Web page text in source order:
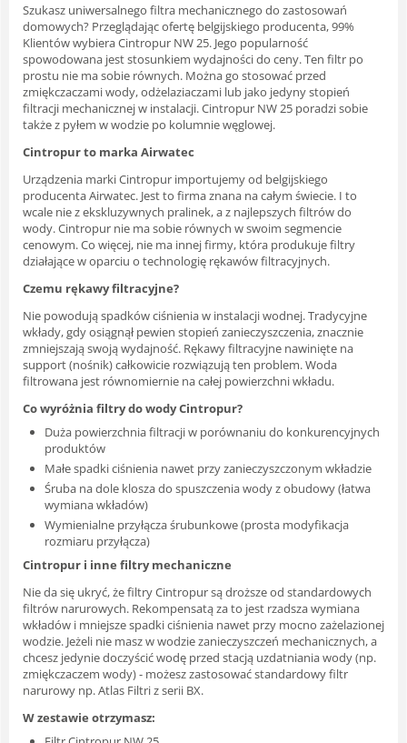
Szukasz uniwersalnego filtra mechanicznego do zastosowań
domowych? Przeglądając ofertę belgijskiego producenta, 99%
Klientów wybiera Cintropur NW 25. Jego popularność
spowodowana jest stosunkiem wydajności do ceny. Ten filtr po
prostu nie ma sobie równych. Można go stosować przed
zmiękczaczami wody, odżelaziaczami lub jako jedyny stopień
filtracji mechanicznej w instalacji. Cintropur NW 25 poradzi sobie
także z pyłem w wodzie po kolumnie węglowej.
Cintropur to marka Airwatec
Urządzenia marki Cintropur importujemy od belgijskiego
producenta Airwatec. Jest to firma znana na całym świecie. I to
wcale nie z ekskluzywnych pralinek, a z najlepszych filtrów do
wody. Cintropur nie ma sobie równych w swoim segmencie
cenowym. Co więcej, nie ma innej firmy, która produkuje filtry
działające w oparciu o technologię rękawów filtracyjnych.
Czemu rękawy filtracyjne?
Nie powodują spadków ciśnienia w instalacji wodnej. Tradycyjne
wkłady, gdy osiągnął pewien stopień zanieczyszczenia, znacznie
zmniejszają swoją wydajność. Rękawy filtracyjne nawinięte na
support (nośnik) całkowicie rozwiązują ten problem. Woda
filtrowana jest równomiernie na całej powierzchni wkładu.
Co wyróżnia filtry do wody Cintropur?
Duża powierzchnia filtracji w porównaniu do konkurencyjnych
produktów
Małe spadki ciśnienia nawet przy zanieczyszczonym wkładzie
Śruba na dole klosza do spuszczenia wody z obudowy (łatwa
wymiana wkładów)
Wymienialne przyłącza śrubunkowe (prosta modyfikacja
rozmiaru przyłącza)
Cintropur i inne filtry mechaniczne
Nie da się ukryć, że filtry Cintropur są droższe od standardowych
filtrów narurowych. Rekompensatą za to jest rzadsza wymiana
wkładów i mniejsze spadki ciśnienia nawet przy mocno zażelazionej
wodzie. Jeżeli nie masz w wodzie zanieczyszczeń mechanicznych, a
chcesz jedynie doczyścić wodę przed stacją uzdatniania wody (np.
zmiękczaczem wody) - możesz zastosować standardowy filtr
narurowy np. Atlas Filtri z serii BX.
W zestawie otrzymasz: